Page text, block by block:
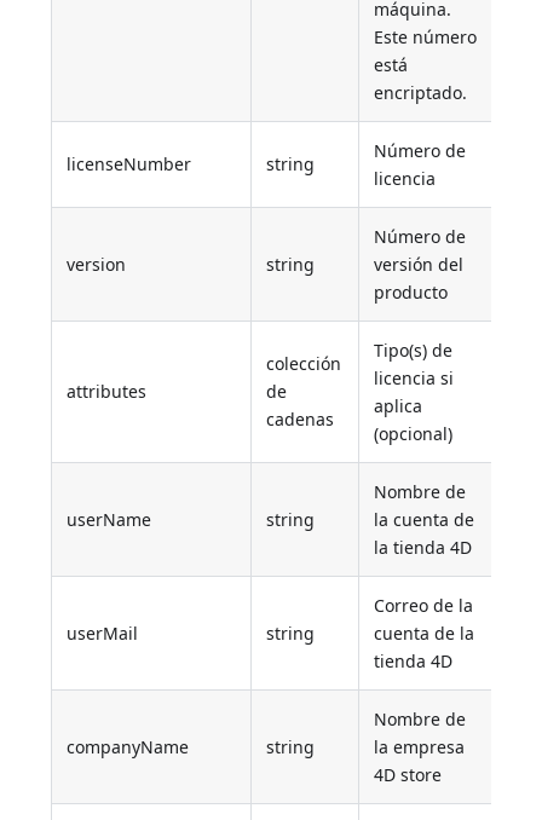
máquina.
Este número
está
encriptado.
licenseNumber string
Número de
licencia
version string
Número de
versión del
producto
attributes
colección
de
cadenas
Tipo(s) de
licencia si
aplica
(opcional)
userName string
Nombre de
la cuenta de
la tienda 4D
userMail string
Correo de la
cuenta de la
tienda 4D
companyName string
Nombre de
la empresa
4D store